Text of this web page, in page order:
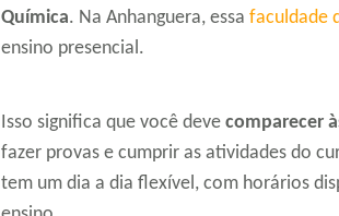
Química. Na Anhanguera, essa faculdade
ensino presencial.
Isso significa que você deve comparecer
fazer provas e cumprir as atividades do
tem um dia a dia flexível, com horários